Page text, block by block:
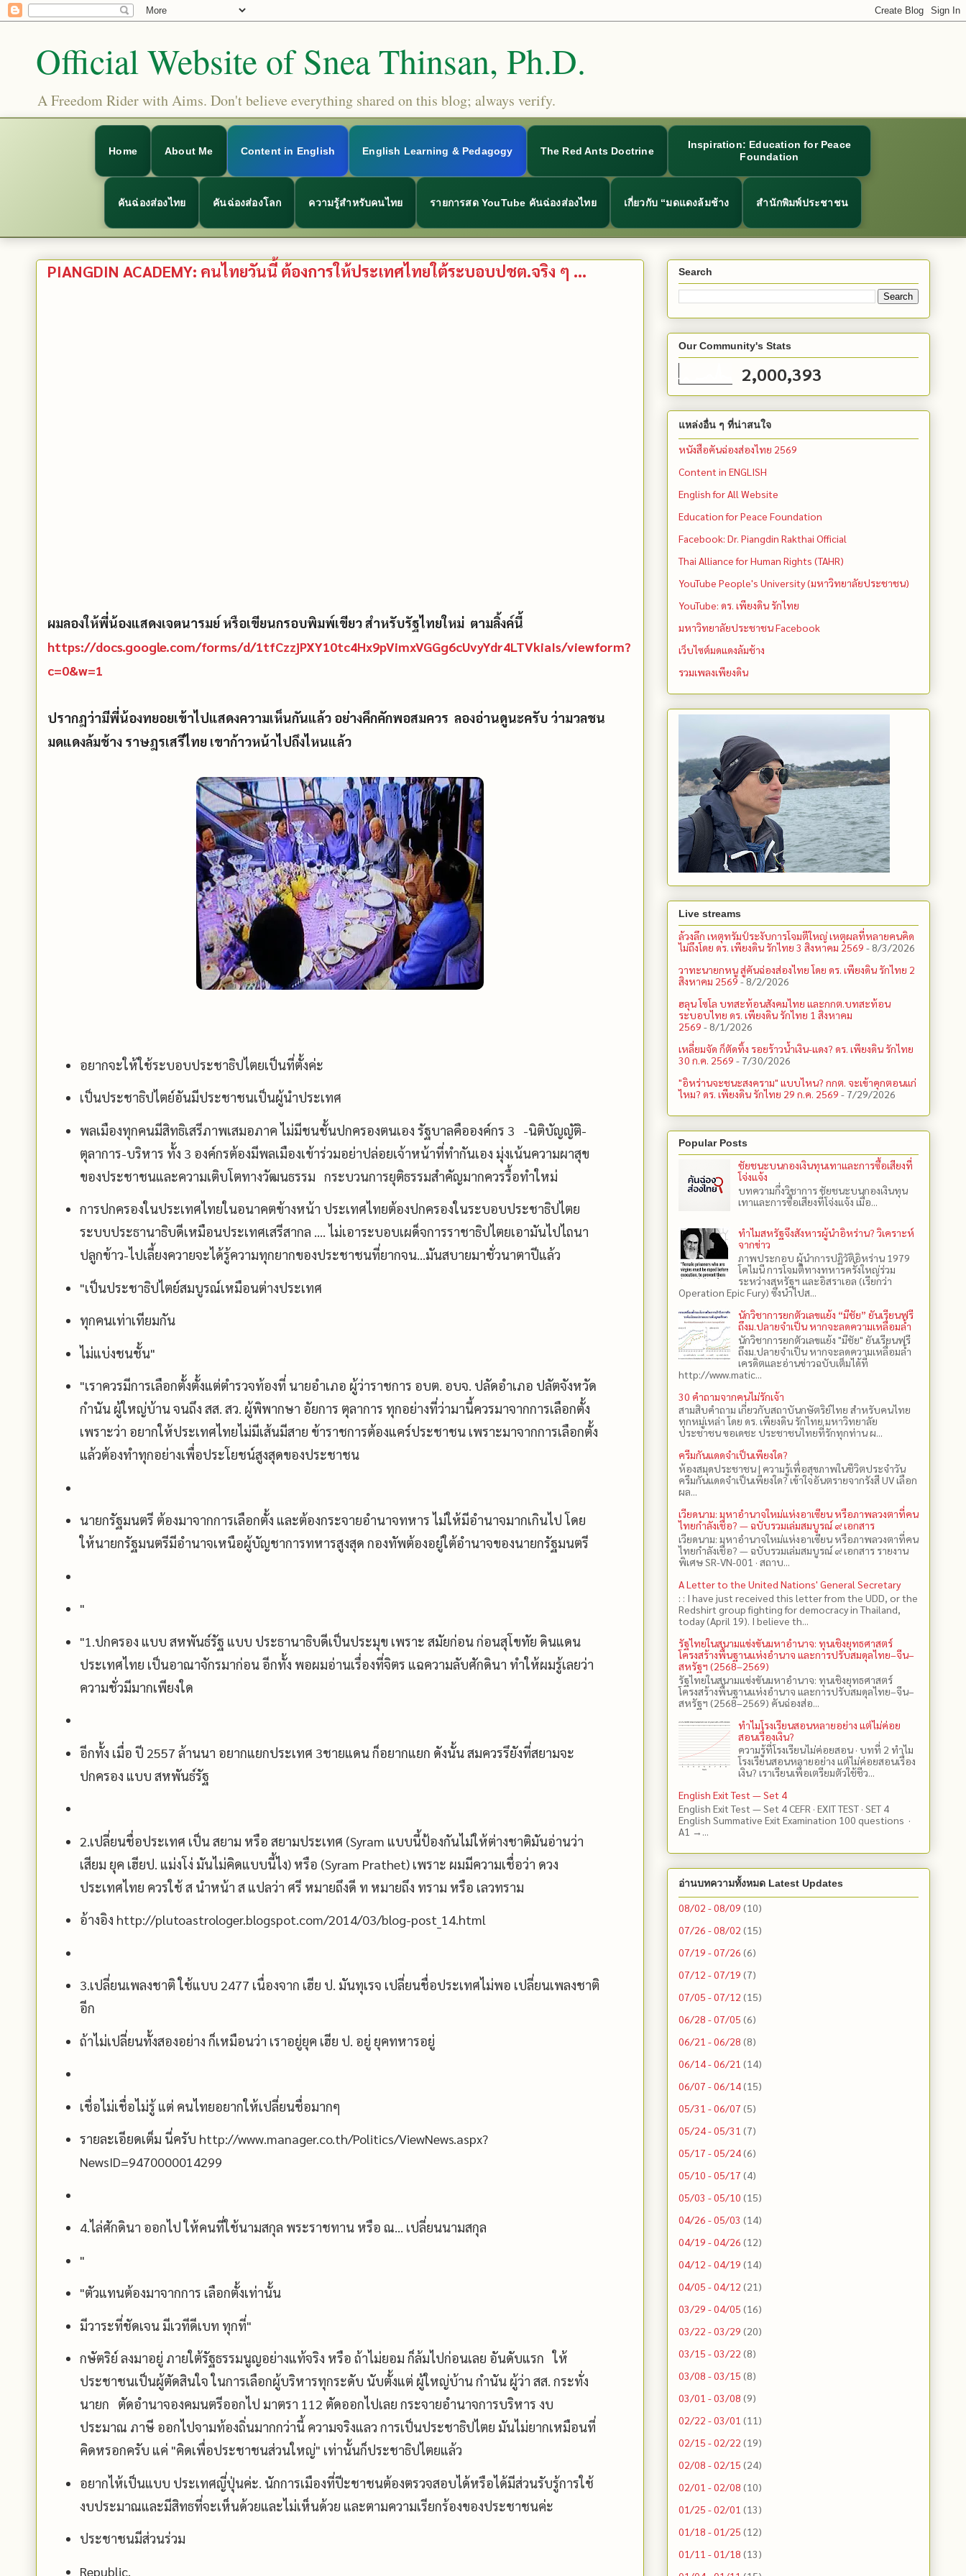
Official Website of Snea Thinsan, Ph.D.
A Freedom Rider with Aims. Don't believe everything shared on this blog; always verify.
Home About Me Content in English English Learning & Pedagogy The Red Ants Doctrine
Inspiration: Education for Peace
Foundation
คันฉ่องส่องไทย คันฉ่องส่องโลก ความรู้สำหรับคนไทย รายการสด YouTube คันฉ่องส่องไทย เกี่ยวกับ “มดแดงล้มช้าง สำนักพิมพ์ประชาชน
PIANGDIN ACADEMY: คนไทยวันนี้ ต้องการให้ประเทศไทยใต้ระบอบปชต.จริง ๆ ...
ผมลองให้พี่น้องแสดงเจตนารมย์ หรือเขียนกรอบพิมพ์เขียว สำหรับรัฐไทยใหม่ ตามลิ้งค์นี้
https://docs.google.com/forms/d/1tfCzzjPXY10tc4Hx9pVimxVGGg6cUvyYdr4LTVkiaIs/viewform?
c=0&w=1
ปรากฎว่ามีพี่น้องทยอยเข้าไปแสดงความเห็นกันแล้ว อย่างคึกคักพอสมควร ลองอ่านดูนะครับ ว่ามวลชน
มดแดงล้มช้าง ราษฎรเสรีไทย เขาก้าวหน้าไปถึงไหนแล้ว
อยากจะให้ใช้ระบอบประชาธิปไตยเป็นที่ตั้งค่ะ
เป็นประชาธิปไตย์อันมีประชาชนเป็นผู้นำประเทศ
พลเมืองทุกคนมีสิทธิเสรีภาพเสมอภาค ไม่มีชนชั้นปกครองตนเอง รัฐบาลคือองค์กร 3 -นิติบัญญัติ-
ตุลาการ-บริหาร ทั้ง 3 องค์กรต้องมีพลเมืองเข้าร่วมอย่าปล่อยเจ้าหน้าที่ทำกันเอง มุ่งเน้นความผาสุข
ของประชาชนและความเติบโตทางวัฒนธรรม กระบวนการยุติธรรมสำคัญมากควรรื้อทำใหม่
การปกครองในประเทศไทยในอนาคตข้างหน้า ประเทศไทยต้องปกครองในระบอบประชาธิปไตย
ระบบประธานาธิบดีเหมือนประเทศเสรีสากล .... ไม่เอาระบอบเผด็จการราชาธิปไตยเอามันไปไถนา
ปลูกข้าว-ไปเลี้ยงควายจะได้รู้ความทุกยากของประชาชนที่ยากจน...มันสบายมาชั่วนาตาปีแล้ว
"เป็นประชาธิปไตย์สมบูรณ์เหมือนต่างประเทศ
ทุกคนเท่าเทียมกัน
ไม่แบ่งชนชั้น"
"เราควรมีการเลือกตั้งตั้งแต่ตำรวจท้องที่ นายอำเภอ ผู้ว่าราชการ อบต. อบจ. ปลัดอำเภอ ปลัตจังหวัด
กำนัน ผู้ใหญ่บ้าน จนถึง สส. สว. ผู้พิพากษา อัยการ ตุลาการ ทุกอย่างที่ว่ามานี้ควรมาจากการเลือกตั้ง
เพราะว่า อยากให้ประเทศไทยไม่มีเส้นมีสาย ข้าราชการต้องแคร์ประชาชน เพราะมาจากการเลือกตั้ง
แล้วต้องทำทุกอย่างเพื่อประโยชน์สูงสุดของประชาชน
นายกรัฐมนตรี ต้องมาจากการเลือกตั้ง และต้องกระจายอำนาจทหาร ไม่ให้มีอำนาจมากเกินไป โดย
ให้นายกรัฐมนตรีมีอำนาจเหนือผู้บัญชาการทหารสูงสุด กองทัพต้องอยู่ใต้อำนาจของนายกรัฐมนตรี
"
"1.ปกครอง แบบ สหพันธ์รัฐ แบบ ประธานาธิบดีเป็นประมุข เพราะ สมัยก่อน ก่อนสุโขทัย ดินแดน
ประเทศไทย เป็นอาณาจักรมาก่อน อีกทั้ง พอผมอ่านเรื่องที่จิตร แฉความลับศักดินา ทำให้ผมรู้เลยว่า
ความชั่วมีมากเพียงใด
อีกทั้ง เมื่อ ปี 2557 ล้านนา อยากแยกประเทศ 3ชายแดน ก็อยากแยก ดังนั้น สมควรรึยังที่สยามจะ
ปกครอง แบบ สหพันธ์รัฐ
2.เปลี่ยนชื่อประเทศ เป็น สยาม หรือ สยามประเทศ (Syram แบบนี้ป้องกันไม่ให้ต่างชาติมันอ่านว่า
เสียม ยุค เฮียป. แม่งโง่ มันไม่คิดแบบนี้ไง) หรือ (Syram Prathet) เพราะ ผมมีความเชื่อว่า ดวง
ประเทศไทย ควรใช้ ส นำหน้า ส แปลว่า ศรี หมายถึงดี ท หมายถึง ทราม หรือ เลวทราม
อ้างอิง http://plutoastrologer.blogspot.com/2014/03/blog-post_14.html
3.เปลี่ยนเพลงชาติ ใช้แบบ 2477 เนื่องจาก เฮีย ป. มันทุเรจ เปลี่ยนชื่อประเทศไม่พอ เปลี่ยนเพลงชาติ
อีก
ถ้าไม่เปลี่ยนทั้งสองอย่าง ก็เหมือนว่า เราอยู่ยุค เฮีย ป. อยู่ ยุคทหารอยู่
เชื่อไม่เชื่อไม่รู้ แต่ คนไทยอยากให้เปลี่ยนชื่อมากๆ
รายละเอียดเต็ม นี่ครับ http://www.manager.co.th/Politics/ViewNews.aspx?
NewsID=9470000014299
4.ไล่ศักดินา ออกไป ให้คนที่ใช้นามสกุล พระราชทาน หรือ ณ... เปลี่ยนนามสกุล
"
"ตัวแทนต้องมาจากการ เลือกตั้งเท่านั้น
มีวาระที่ชัดเจน มีเวทีดีเบท ทุกที่"
กษัตริย์ ลงมาอยู่ ภายใต้รัฐธรรมนูญอย่างแท้จริง หรือ ถ้าไม่ยอม ก็ล้มไปก่อนเลย อันดับแรก ให้
ประชาชนเป็นผู้ตัดสินใจ ในการเลือกผู้บริหารทุกระดับ นับตั้งแต่ ผู้ใหญ่บ้าน กำนัน ผู้ว่า สส. กระทั่ง
นายก ตัดอำนาจองคมนตรีออกไป มาตรา 112 ตัดออกไปเลย กระจายอำนาจการบริหาร งบ
ประมาณ ภาษี ออกไปจามท้องถิ่นมากกว่านี้ ความจริงแลว การเป็นประชาธิปไตย มันไม่ยากเหมือนที่
คิดหรอกครับ แค่ "คิดเพื่อประชาชนส่วนใหญ่" เท่านั้นก็ประชาธิปไตยแล้ว
อยากไห้เป็นแบบ ประเทศญี่ปุ่นค่ะ. นักการเมืองที่ปีะชาชนต้องตรวจสอบได้หรือได้มีส่วนรับรู้การใช้
งบประมาณและมีสิทธที่จะเห็นด้วยและไม่เห็นด้วย และตามความเรียกร้องของประชาชนค่ะ
ประชาชนมีส่วนร่วม
Republic.
Search
Our Community's Stats
2,000,393
แหล่งอื่น ๆ ที่น่าสนใจ
หนังสือคันฉ่องส่องไทย 2569
Content in ENGLISH
English for All Website
Education for Peace Foundation
Facebook: Dr. Piangdin Rakthai Official
Thai Alliance for Human Rights (TAHR)
YouTube People's University (มหาวิทยาลัยประชาชน)
YouTube: ดร. เพียงดิน รักไทย
มหาวิทยาลัยประชาชน Facebook
เว็บไซต์มดแดงล้มช้าง
รวมเพลงเพียงดิน
Live streams
ล้วงลึก เหตุทรัมป์ระงับการโจมตีใหญ่ เหตุผลที่หลายคนคิด
ไม่ถึงโดย ดร. เพียงดิน รักไทย 3 สิงหาคม 2569 - 8/3/2026
วาทะนายกหนู สู่คันฉ่องส่องไทย โดย ดร. เพียงดิน รักไทย 2
สิงหาคม 2569 - 8/2/2026
ฮลุน โซโล บทสะท้อนสังคมไทย และกกต.​บทสะท้อน
ระบอบไทย ดร. เพียงดิน รักไทย 1 สิงหาคม
2569 - 8/1/2026
เหลี่ยมจัด ก็ตัดทิ้ง รอยร้าวน้ำเงิน-แดง? ดร. เพียงดิน รักไทย
30 ก.ค. 2569 - 7/30/2026
"อิหร่านจะชนะสงคราม" แบบไหน? กกต. จะเข้าคุกตอนแก่
ไหม? ดร. เพียงดิน รักไทย 29 ก.ค. 2569 - 7/29/2026
Popular Posts
ชัยชนะบนกองเงินทุนเทาและการซื้อเสียงที่
โจ่งแจ้ง
บทความกึ่งวิชาการ ชัยชนะบนกองเงินทุน
เทาและการซื้อเสียงที่โจ่งแจ้ง เมื่อ...
ทำไมสหรัฐจึงสังหารผู้นำอิหร่าน? วิเคราะห์
จากข่าว
ภาพประกอบ ผู้นำการปฏิวัติอิหร่าน 1979
โคไมนี การโจมตีทางทหารครั้งใหญ่ร่วม
ระหว่างสหรัฐฯ และอิสราเอล (เรียกว่า
Operation Epic Fury) ซึ่งนำไปส...
นักวิชาการยกตัวเลขแย้ง “มีชัย” ยันเรียนฟรี
ถึงม.ปลายจำเป็น หากจะลดความเหลื่อมล้ำ
นักวิชาการยกตัวเลขแย้ง "มีชัย" ยันเรียนฟรี
ถึงม.ปลายจำเป็น หากจะลดความเหลื่อมล้ำ
เครดิตและอ่านข่าวฉบับเต็มได้ที่
http://www.matic...
30 คำถามจากคนไม่รักเจ้า
สามสิบคำถาม เกี่ยวกับสถาบันกษัตริย์ไทย สำหรับคนไทย
ทุกหมู่เหล่า โดย ดร.​ เพียงดิน รักไทย มหาวิทยาลัย
ประชาชน ขอเดชะ ประชาชนไทยที่รักทุกท่าน ผ...
ครีมกันแดดจำเป็นเพียงใด?
ห้องสมุดประชาชน | ความรู้เพื่อสุขภาพในชีวิตประจำวัน
ครีมกันแดดจำเป็นเพียงใด? เข้าใจอันตรายจากรังสี UV เลือก
ผล...
เวียดนาม: มหาอำนาจใหม่แห่งอาเซียน หรือภาพลวงตาที่คน
ไทยกำลังเชื่อ? — ฉบับรวมเล่มสมบูรณ์ ๙ เอกสาร
เวียดนาม: มหาอำนาจใหม่แห่งอาเซียน หรือภาพลวงตาที่คน
ไทยกำลังเชื่อ? — ฉบับรวมเล่มสมบูรณ์ ๙ เอกสาร รายงาน
พิเศษ SR-VN-001 · สถาบ...
A Letter to the United Nations' General Secretary
: : I have just received this letter from the UDD, or the
Redshirt group fighting for democracy in Thailand,
today (April 19). I believe th...
รัฐไทยในสนามแข่งขันมหาอำนาจ: ทุนเชิงยุทธศาสตร์
โครงสร้างพื้นฐานแห่งอำนาจ และการปรับสมดุลไทย–จีน–
สหรัฐฯ (2568–2569)
รัฐไทยในสนามแข่งขันมหาอำนาจ: ทุนเชิงยุทธศาสตร์
โครงสร้างพื้นฐานแห่งอำนาจ และการปรับสมดุลไทย–จีน–
สหรัฐฯ (2568–2569) คันฉ่องส่อ...
ทำไมโรงเรียนสอนหลายอย่าง แต่ไม่ค่อย
สอนเรื่องเงิน?
ความรู้ที่โรงเรียนไม่ค่อยสอน · บทที่ 2 ทำไม
โรงเรียนสอนหลายอย่าง แต่ไม่ค่อยสอนเรื่อง
เงิน? เราเรียนเพื่อเตรียมตัวใช้ชีว...
English Exit Test — Set 4
English Exit Test — Set 4 CEFR · EXIT TEST · SET 4
English Summative Exit Examination 100 questions ·
A1 →...
อ่านบทความทั้งหมด Latest Updates
08/02 - 08/09 (10)
07/26 - 08/02 (15)
07/19 - 07/26 (6)
07/12 - 07/19 (7)
07/05 - 07/12 (15)
06/28 - 07/05 (6)
06/21 - 06/28 (8)
06/14 - 06/21 (14)
06/07 - 06/14(15)
05/31 - 06/07 (5)
05/24 - 05/31 (7)
05/17 - 05/24(6)
05/10 - 05/17 (4)
05/03 - 05/10 (15)
04/26 - 05/03 (14)
04/19 - 04/26 (12)
04/12 - 04/19 (14)
04/05 - 04/12 (21)
03/29 - 04/05 (16)
03/22 - 03/29 (20)
03/15 - 03/22 (8)
03/08 - 03/15 (8)
03/01 - 03/08 (9)
02/22 - 03/01 (11)
02/15 - 02/22 (19)
02/08 - 02/15 (24)
02/01 - 02/08 (10)
01/25 - 02/01 (13)
01/18 - 01/25 (12)
01/11 - 01/18 (13)